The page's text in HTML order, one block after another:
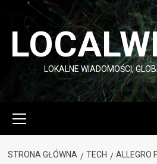
Przejdź
LOKALNE WIADOMOŚCI,
główne
STRONA GŁÓWNA TECH
ALLEGRO